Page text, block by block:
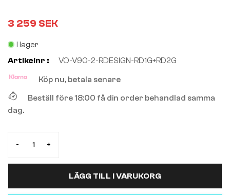
3 259 SEK
I lager
Artikelnr :
VO-V90-2-RDESIGN-RD1G+RD2G
Köp nu, betala senare
Beställ före 18:00 få din order behandlad samma
dag.
- +
LÄGG TILL I VARUKORG